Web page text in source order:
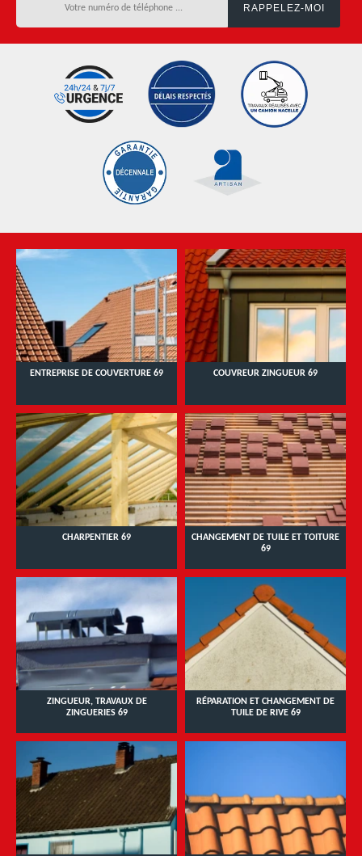
ENTREPRISE DE COUVERTURE 69 COUVREUR ZINGUEUR 69
CHARPENTIER 69
CHANGEMENT DE TUILE ET TOITURE
69
ZINGUEUR, TRAVAUX DE
ZINGUERIES 69
RÉPARATION ET CHANGEMENT DE
TUILE DE RIVE 69